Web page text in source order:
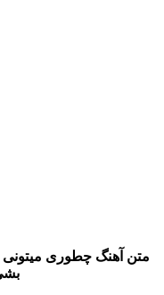
آهنگ چطوری میتونی
بشی